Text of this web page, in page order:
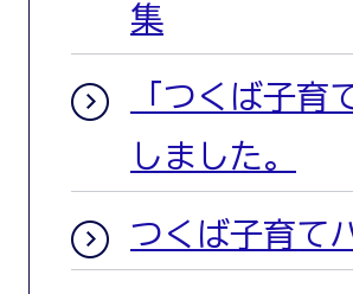
集
「つくば子育
しました。
つくば子育て